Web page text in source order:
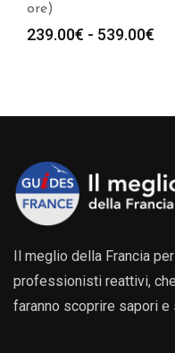
ore)
239.00€ - 539.00€
Il meglio della Francia
professionisti reattivi,
faranno scoprire sapori e